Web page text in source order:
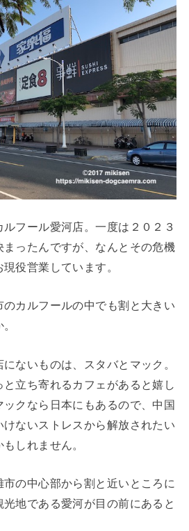
フール愛河店。一度は２０２３
ったんですが、なんとその危機
役営業しています。
カルフールの中でも割と大きい
ないものは、スタバとマック。
立ち寄れるカフェがあると嬉し
クなら日本にもあるので、中国
ないストレスから解放されたい
しれません。
の中心部から割と近いところに
地である愛河が目の前にあると